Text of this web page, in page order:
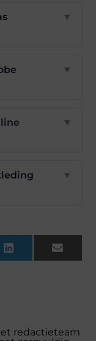
▼
▼
▼
▼
LinkedIn Email
redactieteam